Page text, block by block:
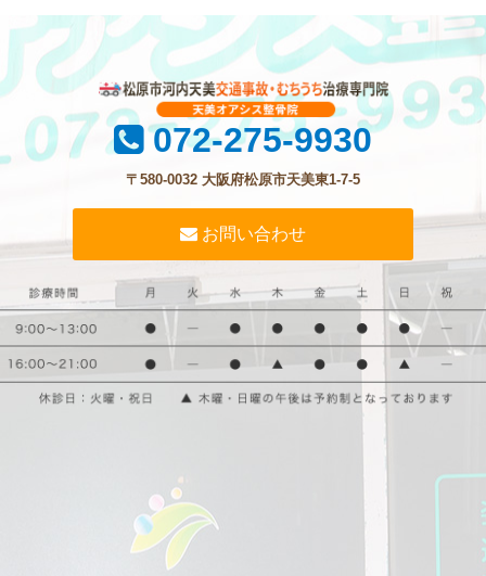
072-275-9930
〒580-0032 大阪府松原市天美東1-7-5
お問い合わせ